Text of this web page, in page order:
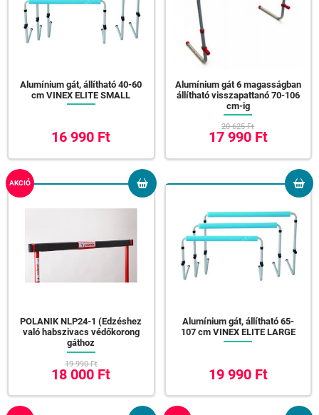
Alumínium gát, állítható 40-60
cm VINEX ELITE SMALL
16 990 Ft
Alumínium gát 6 magasságban
állítható visszapattanó 70-106
cm-ig
20 625 Ft
17 990 Ft
AKCIÓ
POLANIK NLP24-1 (Edzéshez
való habszivacs védőkorong
gáthoz
19 990 Ft
18 000 Ft
Alumínium gát, állítható 65-
107 cm VINEX ELITE LARGE
19 990 Ft